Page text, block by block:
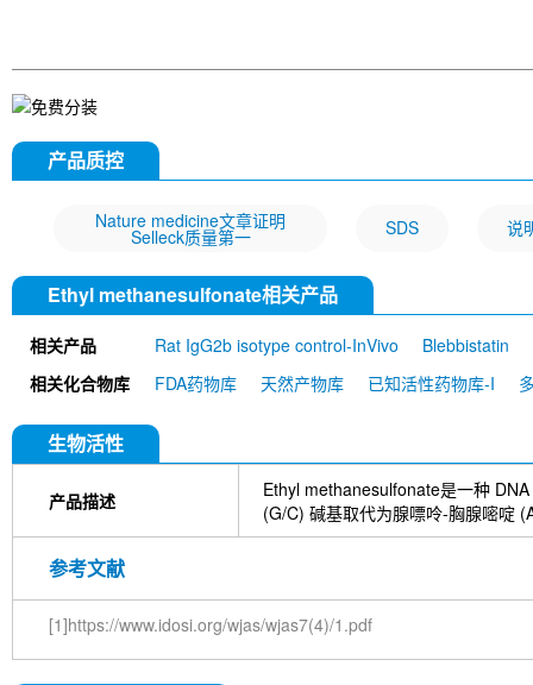
产品质控
Nature medicine文章证明
Selleck质量第一 SDS 说
Ethyl methanesulfonate相关产品
相关产品 Rat IgG2b isotype control-InVivo
Blebbistatin
MU)
Rat IgG1 isotype control-InVivo
Farrerol
Chlorogenic Acid
2,2,2-Tribromoethanol
Hydroxytyrosol
D-(+)-Trehalose
Hyaluronic acid (Hyaluronan)
GSK805
Pamrevlumab (anti-CTGF)
Vimentin Antibody
(Rabbit mAb) [B17N21]
Fetuin, Fetal Bovine
i-Inositol
Molsidomine Methylmalonate
N-Acetylneuraminic acid
Madecassoside
β-
Verbenalin
相关化合物库 FDA药物库 天然产物库 已知活性药物库-I
生物活性
产品描述
Ethyl methanesulfonate是一种
(G/C) 碱基取代为腺嘌呤-胸腺嘧啶
参考文献
[1]https://www.idosi.org/wjas/wjas7(4)/1.pdf